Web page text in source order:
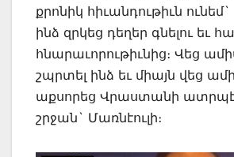
քրոնիկ հիւանդութիւն
ինձ զրկեց դեղեր գնելու եւ
հնարաւորութիւնից։ Վեց
շպրտել ինձ եւ միայն վեց
աքսորեց Վրաստանի
շրջան` Մառնէուլի։